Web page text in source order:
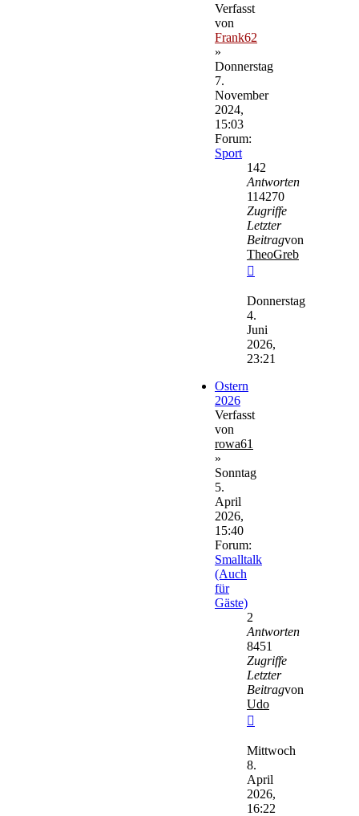
Verfasst
von
Frank62
»
Donnerstag
7.
November
2024,
15:03
Forum:
Sport
142
Antworten
114270
Zugriffe
Letzter
Beitragvon
TheoGreb
Beitrag
Donnerstag
4.
Juni
2026,
23:21
Ostern
2026
Verfasst
von
rowa61
»
Sonntag
5.
April
2026,
15:40
Forum:
Smalltalk
(Auch
für
Gäste)
2
Antworten
8451
Zugriffe
Letzter
Beitragvon
Udo
Beitrag
Mittwoch
8.
April
2026,
16:22